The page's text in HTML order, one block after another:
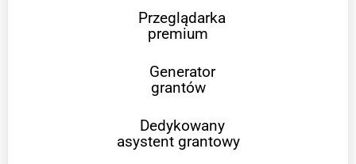
Przeglądarka
premium
Generator
grantów
Dedykowany
asystent grantowy